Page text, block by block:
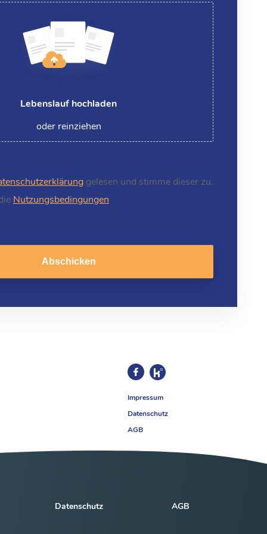
Lebenslauf hochladen
oder reinziehen
gelesen und stimme dieser zu.
Nutzungsbedingungen
Abschicken
Impressum
Datenschutz
AGB
Datenschutz AGB